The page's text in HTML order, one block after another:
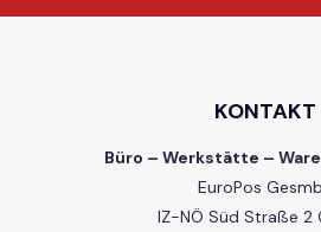
KONTAKT
Büro – Werkstätte –
EuroPos
IZ-NÖ Süd Straße 2